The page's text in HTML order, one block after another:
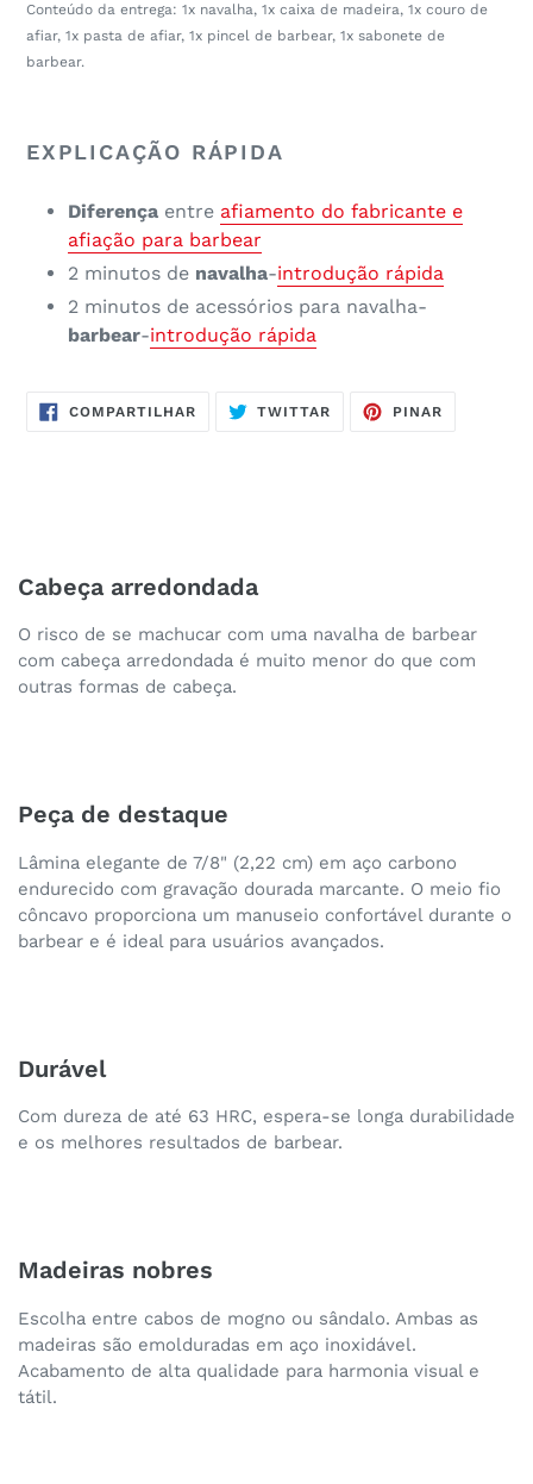
Conteúdo da entrega: 1x navalha, 1x caixa de madeira, 1x couro de
afiar, 1x pasta de afiar, 1x pincel de barbear, 1x sabonete de
barbear.
EXPLICAÇÃO RÁPIDA
Diferença entre afiamento do fabricante e
afiação para barbear
2 minutos de navalha-introdução rápida
2 minutos de acessórios para navalha-
barbear-introdução rápida
COMPARTILHARCOMPARTILHAR
NO
TWITTAR TWEETARPINARFIXAR
NO
Cabeça arredondada
O risco de se machucar com uma navalha de barbear
com cabeça arredondada é muito menor do que com
outras formas de cabeça.
Peça de destaque
Lâmina elegante de 7/8" (2,22 cm) em aço carbono
endurecido com gravação dourada marcante. O meio fio
côncavo proporciona um manuseio confortável durante o
barbear e é ideal para usuários avançados.
Durável
Com dureza de até 63 HRC, espera-se longa durabilidade
e os melhores resultados de barbear.
Madeiras nobres
Escolha entre cabos de mogno ou sândalo. Ambas as
madeiras são emolduradas em aço inoxidável.
Acabamento de alta qualidade para harmonia visual e
tátil.